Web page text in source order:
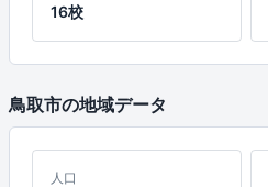
16校
鳥取市の地域データ
人口